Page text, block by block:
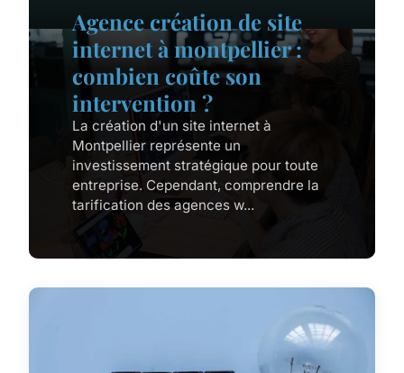
Agence création de site
internet à montpellier :
combien coûte son
intervention ?
La création d'un site internet à
Montpellier représente un
investissement stratégique pour toute
entreprise. Cependant, comprendre la
tarification des agences w...